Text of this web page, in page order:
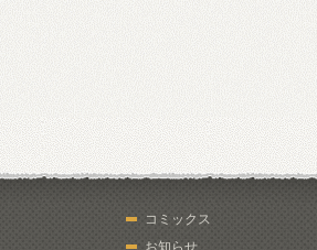
コミックス
お知らせ